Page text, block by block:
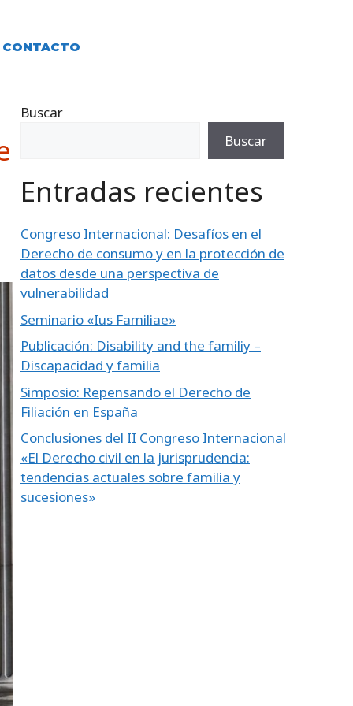
CONTACTO
Buscar
Buscar
Entradas recientes
Congreso Internacional: Desafíos en el
Derecho de consumo y en la protección de
datos desde una perspectiva de
vulnerabilidad
Seminario «Ius Familiae»
Publicación: Disability and the familiy –
Discapacidad y familia
Simposio: Repensando el Derecho de
Filiación en España
Conclusiones del II Congreso Internacional
«El Derecho civil en la jurisprudencia:
tendencias actuales sobre familia y
sucesiones»